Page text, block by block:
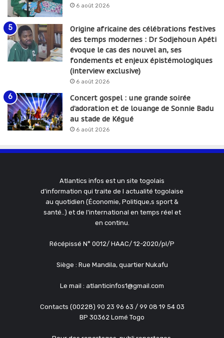
6 août 2026
Origine africaine des célébrations festives
des temps modernes : Dr Sodjehoun Apéti
évoque le cas des nouvel an, ses
fondements et enjeux épistémologiques
(interview exclusive)
6 août 2026
Concert gospel : une grande soirée
d’adoration et de louange de Sonnie Badu
au stade de Kégué
6 août 2026
Atlantics infos est un site togolais
d'information qui traite de l actualité togolaise
au quotidien (Économie, Politique,s sport &
santé..) et de l'international en temps réel et
en continu.
Récépissé N° 0012/ HAAC/ 12-2020/pl/P
Siège : Rue Mandila, quartier Nukafu
Le mail : atlanticinfos1@gmail.com
Contacts (00228) 90 23 96 63 / 99 08 19 54 03
BP 30362 Lomé Togo